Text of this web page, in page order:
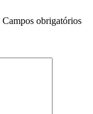
Campos obrigatórios